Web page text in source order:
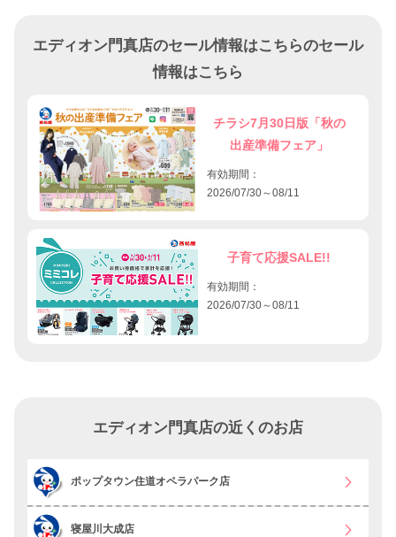
エディオン門真店のセール情報はこちらのセール
情報はこちら
チラシ7月30日版「秋の
出産準備フェア」
有効期間：
2026/07/30～08/11
子育て応援SALE!!
有効期間：
2026/07/30～08/11
エディオン門真店の近くのお店
ポップタウン住道オペラパーク店
寝屋川大成店